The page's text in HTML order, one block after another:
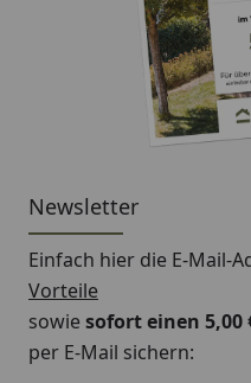
Newsletter
Einfach hier die E-Mail-
Vorteile
sowiesofort einen
per E-Mail sichern: